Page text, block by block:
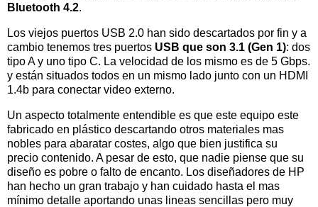
Bluetooth 4.2.
Los viejos puertos USB 2.0 han sido descartados por fin y a
cambio tenemos tres puertos USB que son 3.1 (Gen 1): dos
tipo Ay uno tipo C. La velocidad de los mismo es de 5 Gbps.
y están situados todos en un mismo lado junto con un HDMI
1.4b para conectar video externo.
Un aspecto totalmente entendible es que este equipo este
fabricado en plástico descartando otros materiales mas
nobles para abaratar costes, algo que bien justifica su
precio contenido. A pesar de esto, que nadie piense que su
diseño es pobre o falto de encanto. Los diseñadores de HP
han hecho un gran trabajo y han cuidado hasta el mas
mínimo detalle aportando unas lineas sencillas pero muy